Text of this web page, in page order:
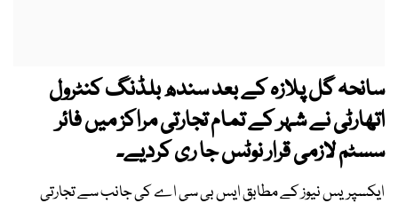
سانحہ گل پلازہ کے بعد سندھ بلڈنگ کنٹرول
اتھارٹی نے شہر کے تمام تجارتی مراکز میں فائر
سسٹم لازمی قرار نوٹس جا ری کردیے۔
ایکسپریس نیوز کے مطابق ایس بی سی اے کی جانب سے تجارتی